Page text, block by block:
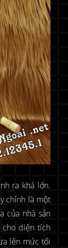
ra khá lớn.
chính là một
của nhà sản
cho diện tích
lên mức tối